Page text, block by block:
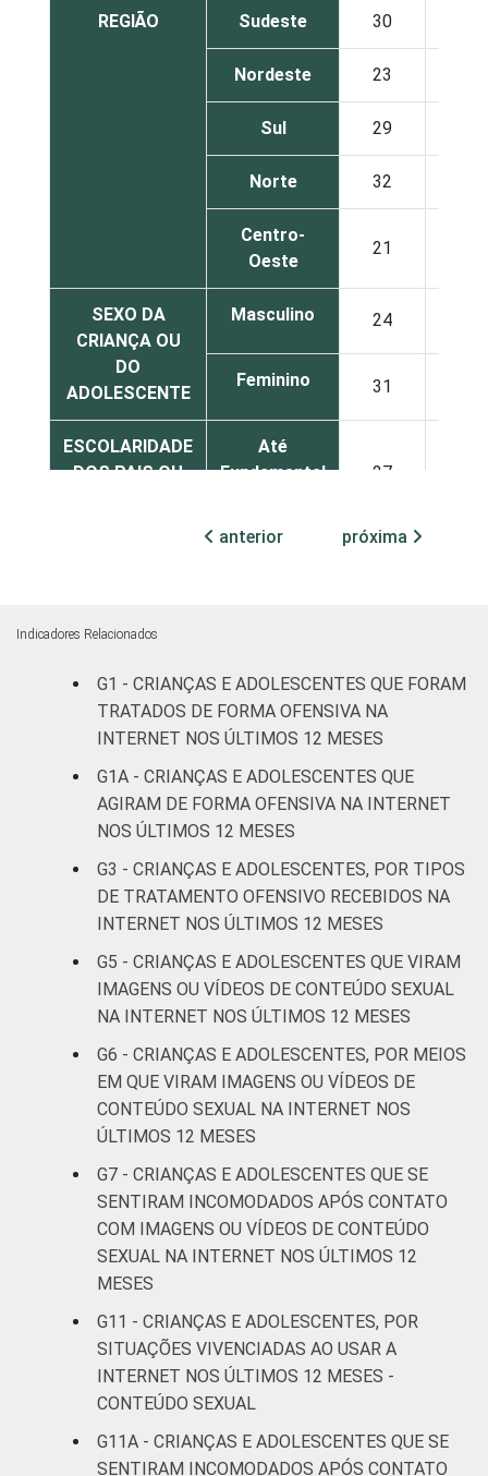
REGIÃO Sudeste 30
Nordeste 23
Sul 29
Norte 32
Centro-
Oeste
21
SEXO DA
CRIANÇA OU
DO
ADOLESCENTE
Masculino 24
Feminino 31
ESCOLARIDADE
DOS PAIS OU
Até
Fundamental
27
FAIXA ETÁRIA
DA CRIANÇA
ADOLESCENTE
De 9 a 10
anos
2
anos
10
De 13 a 14
anos
De 15 a 17
49
RENDA
FAMILIAR
Até 1 SM 22
Mais de 1
SM até 2 SM
Mais de 2
28
Mais de 3
SM
29
Não tem
renda
28
Não sabe
Não
33
anterior próxima
Indicadores Relacionados
G1 - CRIANÇAS E ADOLESCENTES QUE FORAM
TRATADOS DE FORMA OFENSIVA NA
INTERNET NOS ÚLTIMOS 12 MESES
G1A - CRIANÇAS E ADOLESCENTES QUE
AGIRAM DE FORMA OFENSIVA NA INTERNET
NOS ÚLTIMOS 12 MESES
G3 - CRIANÇAS E ADOLESCENTES, POR TIPOS
DE TRATAMENTO OFENSIVO RECEBIDOS NA
INTERNET NOS ÚLTIMOS 12 MESES
G5 - CRIANÇAS E ADOLESCENTES QUE VIRAM
IMAGENS OU VÍDEOS DE CONTEÚDO SEXUAL
NA INTERNET NOS ÚLTIMOS 12 MESES
G6 - CRIANÇAS E ADOLESCENTES, POR MEIOS
EM QUE VIRAM IMAGENS OU VÍDEOS DE
CONTEÚDO SEXUAL NA INTERNET NOS
ÚLTIMOS 12 MESES
G7 - CRIANÇAS E ADOLESCENTES QUE SE
SENTIRAM INCOMODADOS APÓS CONTATO
COM IMAGENS OU VÍDEOS DE CONTEÚDO
SEXUAL NA INTERNET NOS ÚLTIMOS 12
MESES
G11 - CRIANÇAS E ADOLESCENTES, POR
SITUAÇÕES VIVENCIADAS AO USAR A
INTERNET NOS ÚLTIMOS 12 MESES -
CONTEÚDO SEXUAL
G11A - CRIANÇAS E ADOLESCENTES QUE SE
SENTIRAM INCOMODADOS APÓS CONTATO